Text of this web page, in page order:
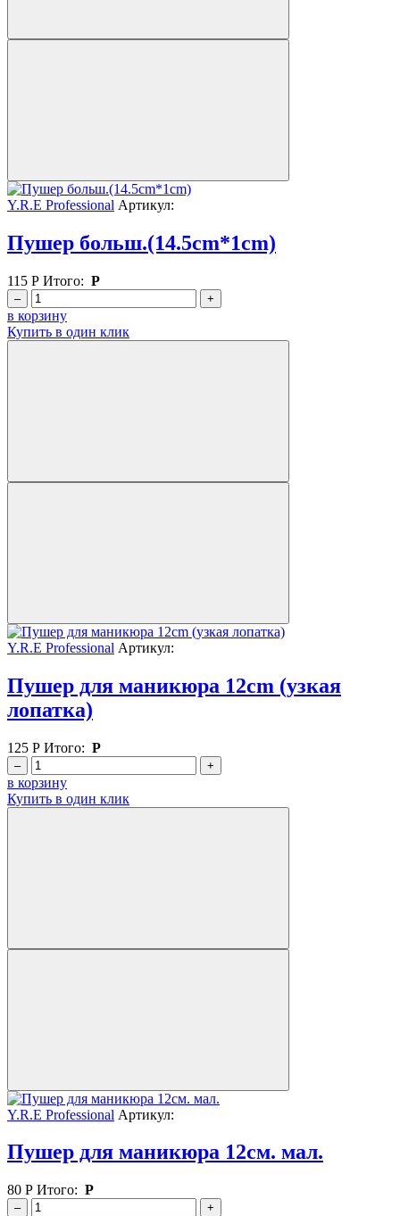
Y.R.E Professional Артикул:
Пушер больш.(14.5cm*1cm)
115 Р Итого: Р
– +
в корзину
Купить в один клик
Y.R.E Professional Артикул:
Пушер для маникюра 12cm (узкая
лопатка)
125 Р Итого: Р
– +
в корзину
Купить в один клик
Y.R.E Professional Артикул:
Пушер для маникюра 12см. мал.
80 Р Итого: Р
– +